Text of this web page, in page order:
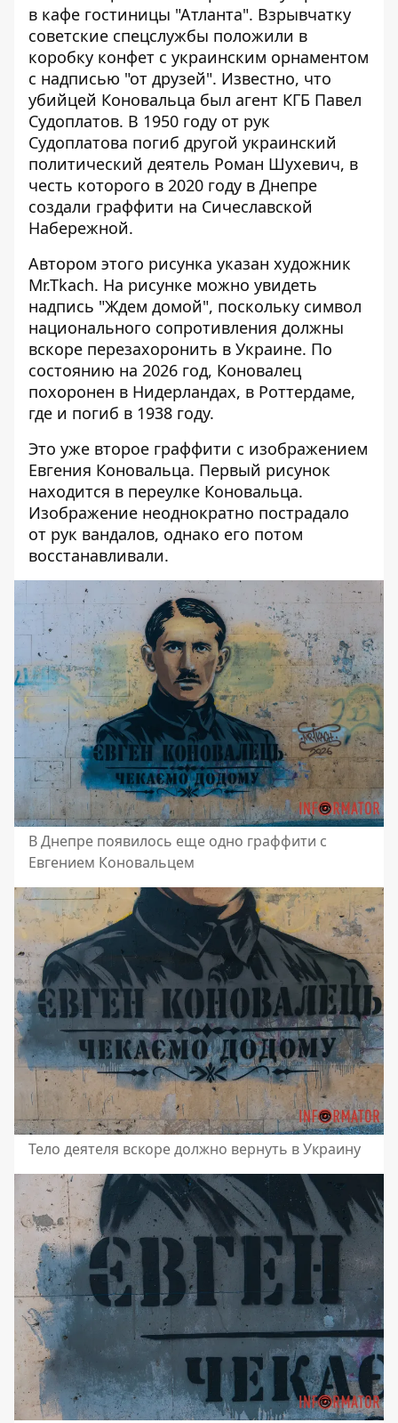
в кафе гостиницы "Атланта". Взрывчатку
советские спецслужбы положили в
коробку конфет с украинским орнаментом
с надписью "от друзей". Известно, что
убийцей Коновальца был агент КГБ Павел
Судоплатов. В 1950 году от рук
Судоплатова погиб другой украинский
политический деятель Роман Шухевич, в
честь которого в 2020 году в Днепре
создали граффити на Сичеславской
Набережной.
Автором этого рисунка указан художник
Mr.Tkach. На рисунке можно увидеть
надпись "Ждем домой", поскольку символ
национального сопротивления должны
вскоре перезахоронить в Украине. По
состоянию на 2026 год, Коновалец
похоронен в Нидерландах, в Роттердаме,
где и погиб в 1938 году.
Это уже второе граффити с изображением
Евгения Коновальца. Первый рисунок
находится в переулке Коновальца.
Изображение неоднократно пострадало
от рук вандалов, однако его потом
восстанавливали.
В Днепре появилось еще одно граффити с
Евгением Коновальцем
Тело деятеля вскоре должно вернуть в Украину